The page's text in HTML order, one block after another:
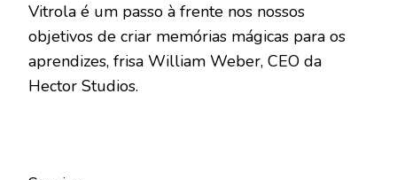
Vitrola é um passo à frente nos nossos
objetivos de criar memórias mágicas para os
aprendizes, frisa William Weber, CEO da
Hector Studios.